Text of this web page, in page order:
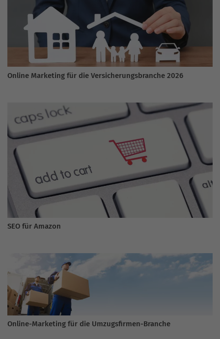
Online Marketing für die Versicherungsbranche 2026
SEO für Amazon
Online-Marketing für die Umzugsfirmen-Branche